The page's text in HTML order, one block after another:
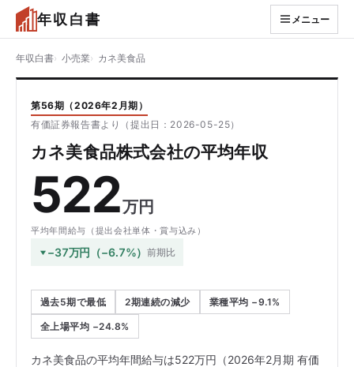
年収白書 メニュー
年収白書 小売業 カネ美食品
第56期（2026年2月期）
有価証券報告書より（提出日：2026-05-25）
カネ美食品株式会社の平均年収
522万円
平均年間給与（提出会社単体・賞与込み）
−37万円（−6.7%）前期比
過去5期で最低 2期連続の減少 業種平均 −9.1%
全上場平均 −24.8%
カネ美食品の平均年間給与は522万円（2026年2月期 有価